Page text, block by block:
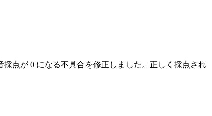
採点が 0 になる不具合を修正しました。正しく採点され